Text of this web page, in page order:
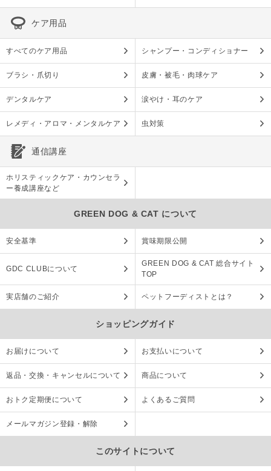
ケア用品
すべてのケア用品 シャンプー・コンディショナー
ブラシ・爪切り 皮膚・被毛・肉球ケア
デンタルケア 涙やけ・耳のケア
レメディ・アロマ・メンタルケア 虫対策
通信講座
ホリスティックケア・カウンセラ
ー養成講座など
GREEN DOG & CAT について
安全基準 賞味期限公開
GDC CLUBについて
GREEN DOG & CAT 総合サイト
TOP
実店舗のご紹介 ペットフーディストとは？
ショッピングガイド
お届けについて お支払いについて
返品・交換・キャンセルについて 商品について
おトク定期便について よくあるご質問
メールマガジン登録・解除
このサイトについて